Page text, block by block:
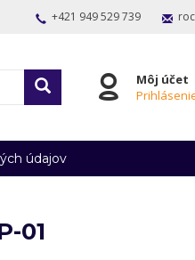
+421 949 529 739
Môj účet
údajov
01